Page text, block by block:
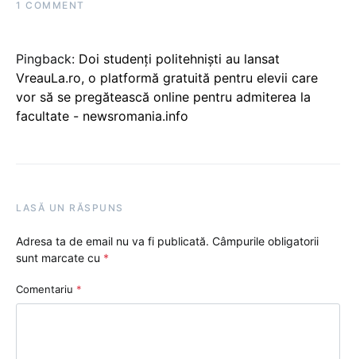
1 COMMENT
Pingback: Doi studenți politehniști au lansat
VreauLa.ro, o platformă gratuită pentru elevii care
vor să se pregătească online pentru admiterea la
facultate - newsromania.info
LASĂ UN RĂSPUNS
Adresa ta de email nu va fi publicată. Câmpurile obligatorii
sunt marcate cu *
Comentariu *